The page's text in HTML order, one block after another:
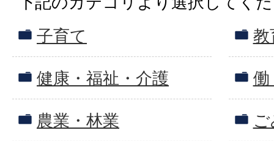
子育て
教
健康・福祉・介護 働
農業・林業